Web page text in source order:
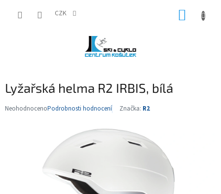
CZK
Lyžařská helma R2 IRBIS, bílá
Průměrné
NeohodnocenoPodrobnosti hodnocení Značka: R2